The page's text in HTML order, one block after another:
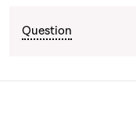
Question